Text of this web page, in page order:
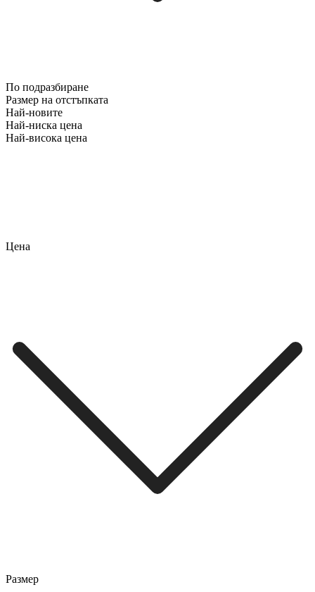
По подразбиране
Размер на отстъпката
Най-новите
Най-ниска цена
Най-висока цена
Цена
Размер